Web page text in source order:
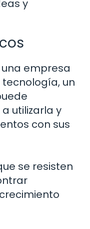
y
empresa
un
utilizarla y
con sus
se resisten